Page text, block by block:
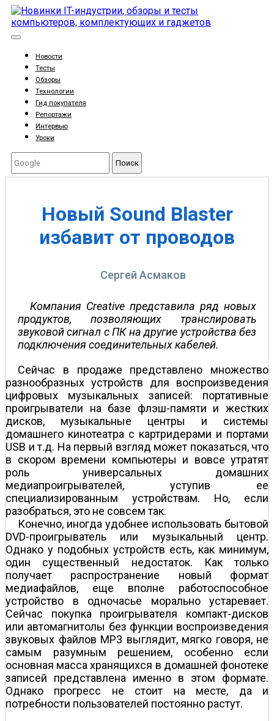
Новости
Тесты
Обзоры
Технологии
Гид покупателя
Репортажи
Интервью
Уроки
Поиск
Новый Sound Blaster
избавит от проводов
Сергей Асмаков
Компания Creative представила ряд новых
продуктов, позволяющих транслировать
звуковой сигнал с ПК на другие устройства без
подключения соединительных кабелей.
Сейчас в продаже представлено множество
разнообразных устройств для воспроизведения
цифровых музыкальных записей: портативные
проигрыватели на базе флэш-памяти и жестких
дисков, музыкальные центры и системы
домашнего кинотеатра с картридерами и портами
USB и т.д. На первый взгляд может показаться, что
в скором времени компьютеры и вовсе утратят
роль универсальных домашних
медиапроигрывателей, уступив ее
специализированным устройствам. Но, если
разобраться, это не совсем так.
Конечно, иногда удобнее использовать бытовой
DVD-проигрыватель или музыкальный центр.
Однако у подобных устройств есть, как минимум,
один существенный недостаток. Как только
получает распространение новый формат
медиафайлов, еще вполне работоспособное
устройство в одночасье морально устаревает.
Сейчас покупка проигрывателя компакт-дисков
или автомагнитолы без функции воспроизведения
звуковых файлов МР3 выглядит, мягко говоря, не
самым разумным решением, особенно если
основная масса хранящихся в домашней фонотеке
записей представлена именно в этом формате.
Однако прогресс не стоит на месте, да и
потребности пользователей постоянно растут.